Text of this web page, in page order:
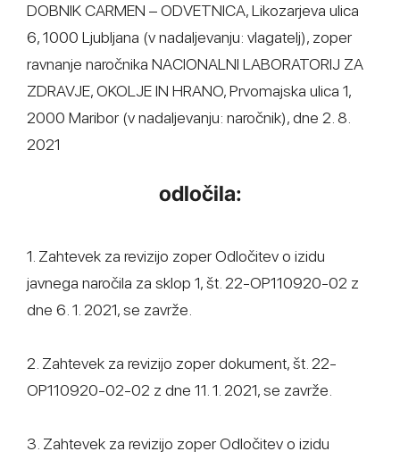
DOBNIK CARMEN – ODVETNICA, Likozarjeva ulica
6, 1000 Ljubljana (v nadaljevanju: vlagatelj), zoper
ravnanje naročnika NACIONALNI LABORATORIJ ZA
ZDRAVJE, OKOLJE IN HRANO, Prvomajska ulica 1,
2000 Maribor (v nadaljevanju: naročnik), dne 2. 8.
2021
odločila:
1. Zahtevek za revizijo zoper Odločitev o izidu
javnega naročila za sklop 1, št. 22-OP110920-02 z
dne 6. 1. 2021, se zavrže.
2. Zahtevek za revizijo zoper dokument, št. 22-
OP110920-02-02 z dne 11. 1. 2021, se zavrže.
3. Zahtevek za revizijo zoper Odločitev o izidu